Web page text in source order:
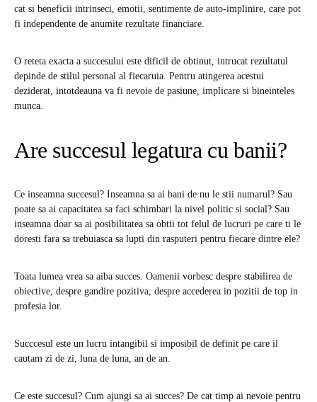
cat si beneficii intrinseci, emotii, sentimente de auto-implinire, care pot
fi independente de anumite rezultate financiare.
O reteta exacta a succesului este dificil de obtinut, intrucat rezultatul
depinde de stilul personal al fiecaruia. Pentru atingerea acestui
deziderat, intotdeauna va fi nevoie de pasiune, implicare si bineinteles
munca.
Are succesul legatura cu banii?
Ce inseamna succesul? Inseamna sa ai bani de nu le stii numarul? Sau
poate sa ai capacitatea sa faci schimbari la nivel politic si social? Sau
inseamna doar sa ai posibilitatea sa obtii tot felul de lucruri pe care ti le
doresti fara sa trebuiasca sa lupti din rasputeri pentru fiecare dintre ele?
Toata lumea vrea sa aiba succes. Oamenii vorbesc despre stabilirea de
obiective, despre gandire pozitiva, despre accederea in pozitii de top in
profesia lor.
Succcesul este un lucru intangibil si imposibil de definit pe care il
cautam zi de zi, luna de luna, an de an.
Ce este succesul? Cum ajungi sa ai succes? De cat timp ai nevoie pentru